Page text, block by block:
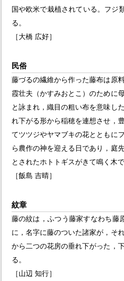
国や欧米で栽植されている。フジ
る。
［大橋 広好］
民俗
藤づるの繊維から作った藤布は原
霞壮夫（かすみおとこ）のために
と詠まれ，織目の粗い布を意味し
れ下がる形から稲穂を連想させ，
てツツジやヤマブキの花とともに
ら農作の神を迎える日であり，庭
とされたホトトギスがきて鳴く木
［飯島 吉晴］
紋章
藤の紋は，ふつう藤家すなわち藤
に，名字に藤のついた諸家が，そ
から二つの花房の垂れ下がった，
る。
［山辺 知行］